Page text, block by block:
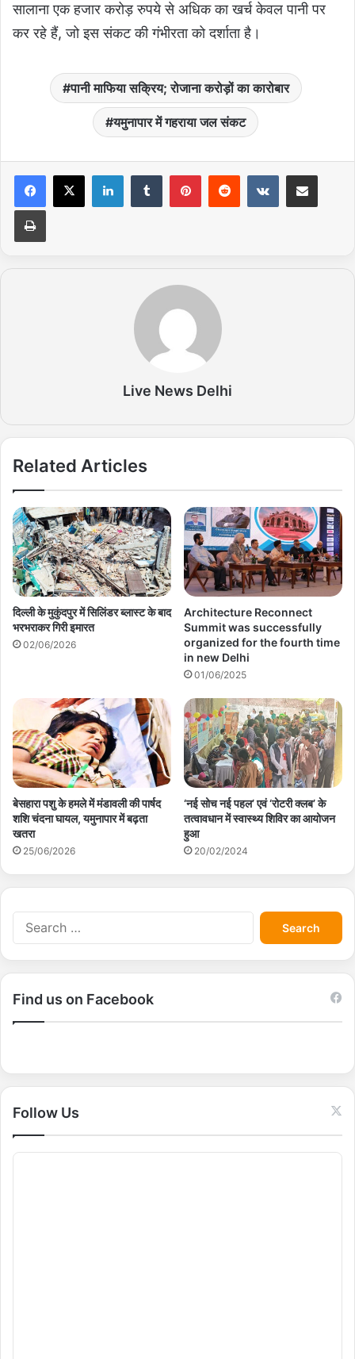
सालाना एक हजार करोड़ रुपये से अधिक का खर्च केवल पानी पर
कर रहे हैं, जो इस संकट की गंभीरता को दर्शाता है।
पानी माफिया सक्रिय; रोजाना करोड़ों का कारोबार
यमुनापार में गहराया जल संकट
Live News Delhi
Related Articles
दिल्ली के मुकुंदपुर में सिलिंडर ब्लास्ट के बाद
भरभराकर गिरी इमारत
02/06/2026
Architecture Reconnect
Summit was successfully
organized for the fourth time
in new Delhi
01/06/2025
बेसहारा पशु के हमले में मंडावली की पार्षद
शशि चंदना घायल, यमुनापार में बढ़ता
खतरा
25/06/2026
‘नई सोच नई पहल’ एवं ‘रोटरी क्लब’ के
तत्वावधान में स्वास्थ्य शिविर का आयोजन
हुआ
20/02/2024
S
e
a
r
r
Find us on Facebook
Follow Us